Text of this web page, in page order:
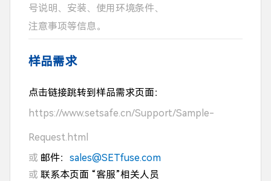
号说明、安装、使用环境条件、
注意事项等信息。
样品需求
点击链接跳转到样品需求页面：
https://www.setsafe.cn/Support/Sample-
Request.html
或 邮件： sales@SETfuse.com
或 联系本页面 “客服”相关人员